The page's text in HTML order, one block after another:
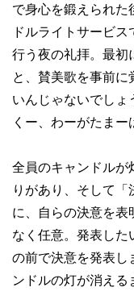
で身心を鍛えられた
ドルライトサービ
行う夜の礼拝。最初
と、賛美歌を事前に
いんじゃないでしょ
くー、わーがたま
全員のキャンドルが
りがあり、そして
に、自らの決意を表
なく任意。発表した
の前で決意を発表し
ンドルの灯が消える